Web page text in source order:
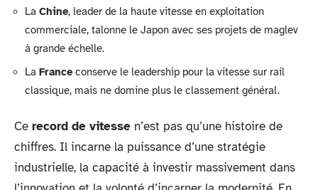
La Chine, leader de la haute vitesse en exploitation
commerciale, talonne le Japon avec ses projets de maglev
à grande échelle.
La Franceconserve le leadership pour la vitesse sur rail
classique, mais ne domine plus le classement général.
Ce record de vitesse n’est pas qu’une histoire de
chiffres. Il incarne la puissance d’une stratégie
industrielle, la capacité à investir massivement dans